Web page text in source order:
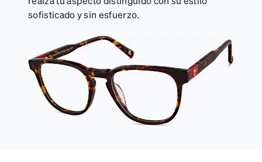
sofisticado y sin esfuerzo.